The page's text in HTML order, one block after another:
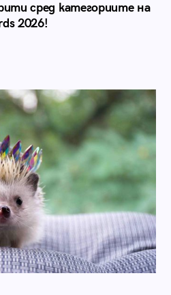
сред категориите на
2026!